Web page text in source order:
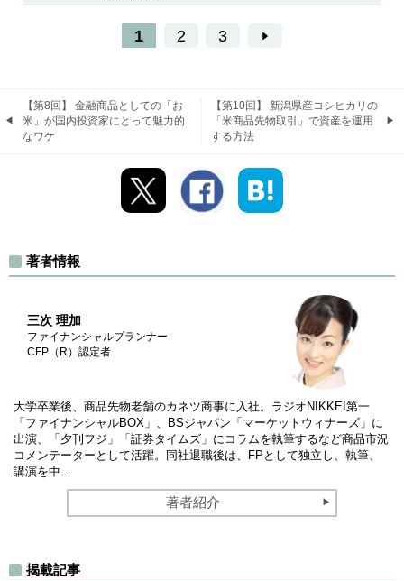
1 2 3
【第8回】 金融商品としての「お
米」が国内投資家にとって魅力的
なワケ
【第10回】 新潟県産コシヒカリの
「米商品先物取引」で資産を運用
する方法
著者情報
三次 理加
ファイナンシャルプランナー
CFP（R）認定者
大学卒業後、商品先物老舗のカネツ商事に入社。ラジオNIKKEI第一
「ファイナンシャルBOX」、BSジャパン「マーケットウィナーズ」に
出演、「夕刊フジ」「証券タイムズ」にコラムを執筆するなど商品市況
コメンテーターとして活躍。同社退職後は、FPとして独立し、執筆、
講演を中…
著者紹介
揭載記事